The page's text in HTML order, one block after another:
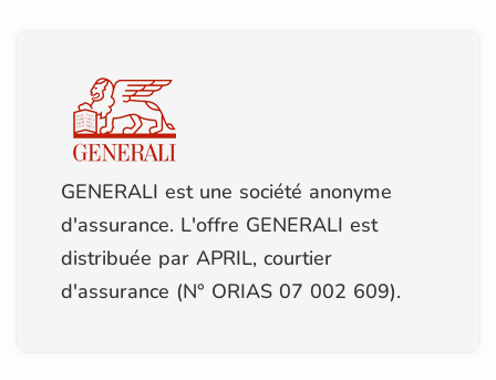
GENERALI est une société anonyme
d'assurance. L'offre GENERALI est
distribuée par APRIL, courtier
d'assurance (N° ORIAS 07 002 609).